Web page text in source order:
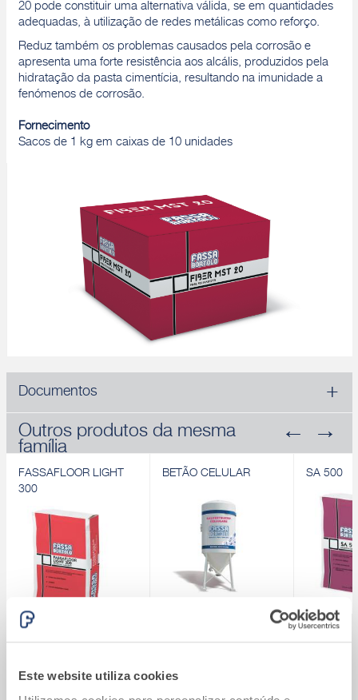
Este website utiliza cookies
20 pode constituir uma alternativa válida, se em quantidades
adequadas, à utilização de redes metálicas como reforço.
Reduz também os problemas causados pela corrosão e
apresenta uma forte resistência aos alcális, produzidos pela
hidratação da pasta cimentícia, resultando na imunidade a
fenómenos de corrosão.
Fornecimento
Sacos de 1 kg em caixas de 10 unidades
Documentos
Outros produtos da mesma
família
FASSAFLOOR LIGHT
300
FASSAFLOOR LIGHT
300
termoisolantes à base
de cimento e
poliestireno
BETÃO CELULAR
Betonilha aligeirada de
Descobrir
SA 500
SA 500
Betonilha
®
Calcule quanto vai custar o seu Sistema